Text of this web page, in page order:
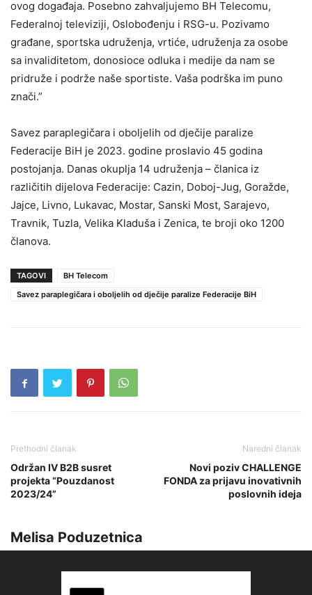
ovog događaja. Posebno zahvaljujemo BH Telecomu,
Federalnoj televiziji, Oslobođenju i RSG-u. Pozivamo
građane, sportska udruženja, vrtiće, udruženja za osobe
sa invaliditetom, donosioce odluka i medije da nam se
pridruže i podrže naše sportiste. Vaša podrška im puno
znači.”
Savez paraplegičara i oboljelih od dječije paralize
Federacije BiH je 2023. godine proslavio 45 godina
postojanja. Danas okuplja 14 udruženja – članica iz
različitih dijelova Federacije: Cazin, Doboj-Jug, Goražde,
Jajce, Livno, Lukavac, Mostar, Sanski Most, Sarajevo,
Travnik, Tuzla, Velika Kladuša i Zenica, te broji oko 1200
članova.
TAGOVI
BH Telecom
Savez paraplegičara i oboljelih od dječije paralize Federacije BiH
Prethodni članak
Održan IV B2B susret
projekta “Pouzdanost
2023/24”
Naredni članak
Novi poziv CHALLENGE
FONDA za prijavu inovativnih
poslovnih ideja
Melisa Poduzetnica